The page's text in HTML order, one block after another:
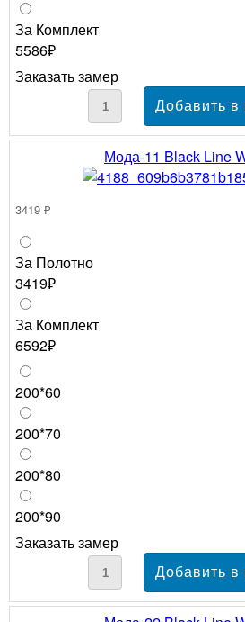
За Комплект
5586₽
Заказать замер
Мода-11 Black Line
3419 ₽
За Полотно
3419₽
За Комплект
6592₽
200*60
200*70
200*80
200*90
Заказать замер